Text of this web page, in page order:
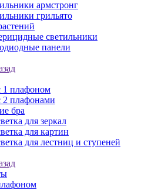
армстронг
грильято
светильники
панели
1 плафоном
2 плафонами
бра
для зеркал
для картин
для лестниц и ступеней